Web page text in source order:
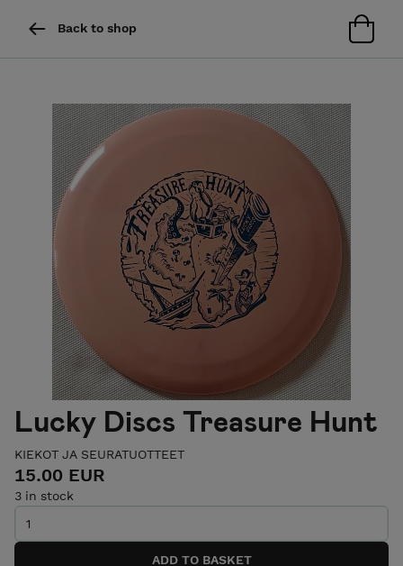
Back to shop
Lucky Discs Treasure Hunt
KIEKOT JA SEURATUOTTEET
15.00 EUR
3 in stock